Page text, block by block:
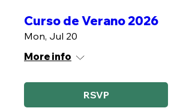
Curso de Verano 2026
Mon, Jul 20
More info
RSVP